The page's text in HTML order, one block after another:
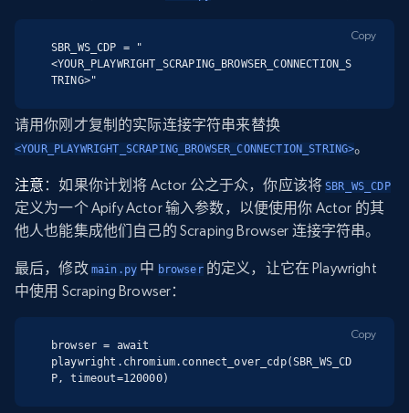
SBR_WS_CDP = "
<YOUR_PLAYWRIGHT_SCRAPING_BROWSER_CONNECTION_S
TRING>"
Copy
请用你刚才复制的实际连接字符串来替换
<YOUR_PLAYWRIGHT_SCRAPING_BROWSER_CONNECTION_STRING>。
注意 ：如果你计划将 Actor 公之于众，你应该将SBR_WS_CDP
定义为一个 Apify Actor 输入参数，以便使用你 Actor 的其
他人也能集成他们自己的 Scraping Browser 连接字符串。
最后，修改 main.py 中 browser的定义，让它在 Playwright
中使用 Scraping Browser：
browser = await
playwright.chromium.connect_over_cdp(SBR_WS_CD
P, timeout=120000)
Copy